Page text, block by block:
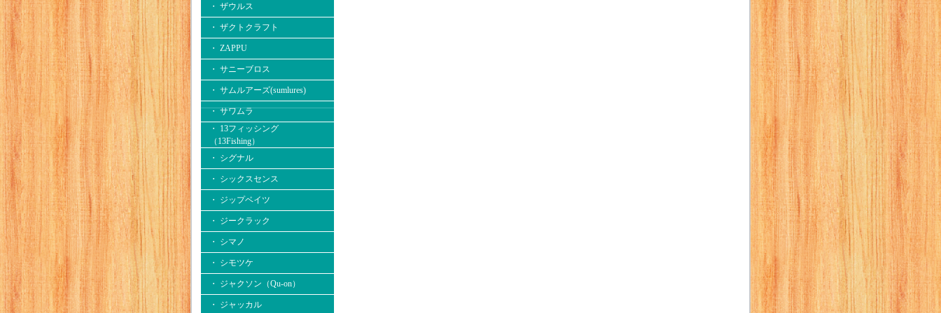
・ ザウルス
・ ザクトクラフト
・ ZAPPU
・ サニーブロス
・ サムルアーズ(sumlures)
・ サワムラ
・ 13フィッシング
（13Fishing）
・ シグナル
・ シックスセンス
・ ジップベイツ
・ ジークラック
・ シマノ
・ シモツケ
・ ジャクソン（Qu-on）
・ ジャッカル